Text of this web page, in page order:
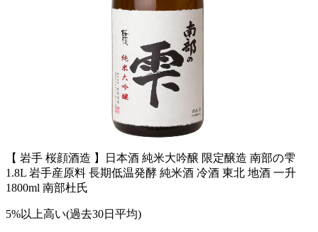
【 岩手 桜顔酒造 】日本酒 純米大吟醸 限定醸造 南部の雫
1.8L 岩手産原料 長期低温発酵 純米酒 冷酒 東北 地酒 一升
1800ml 南部杜氏
5%以上高い(過去30日平均)